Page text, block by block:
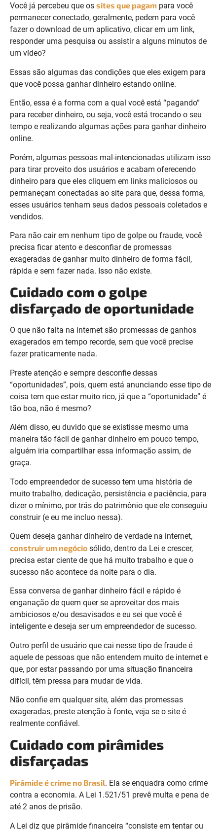
Você já percebeu que os sites que pagam para você
permanecer conectado, geralmente, pedem para você
fazer o download de um aplicativo, clicar em um link,
responder uma pesquisa ou assistir a alguns minutos de
um vídeo?
Essas são algumas das condições que eles exigem para
que você possa ganhar dinheiro estando online.
Então, essa é a forma com a qual você está “pagando”
para receber dinheiro, ou seja, você está trocando o seu
tempo e realizando algumas ações para ganhar dinheiro
online.
Porém, algumas pessoas mal-intencionadas utilizam isso
para tirar proveito dos usuários e acabam oferecendo
dinheiro para que eles cliquem em links maliciosos ou
permaneçam conectadas ao site para que, dessa forma,
esses usuários tenham seus dados pessoais coletados e
vendidos.
Para não cair em nenhum tipo de golpe ou fraude, você
precisa ficar atento e desconfiar de promessas
exageradas de ganhar muito dinheiro de forma fácil,
rápida e sem fazer nada. Isso não existe.
Cuidado com o golpe
disfarçado de oportunidade
O que não falta na internet são promessas de ganhos
exagerados em tempo recorde, sem que você precise
fazer praticamente nada.
Preste atenção e sempre desconfie dessas
“oportunidades”, pois, quem está anunciando esse tipo de
coisa tem que estar muito rico, já que a “oportunidade” é
tão boa, não é mesmo?
Além disso, eu duvido que se existisse mesmo uma
maneira tão fácil de ganhar dinheiro em pouco tempo,
alguém iria compartilhar essa informação assim, de
graça.
Todo empreendedor de sucesso tem uma história de
muito trabalho, dedicação, persistência e paciência, para
dizer o mínimo, por trás do patrimônio que ele conseguiu
construir (e eu me incluo nessa).
Quem deseja ganhar dinheiro de verdade na internet,
construir um negócio sólido, dentro da Lei e crescer,
precisa estar ciente de que há muito trabalho e que o
sucesso não acontece da noite para o dia.
Essa conversa de ganhar dinheiro fácil e rápido é
enganação de quem quer se aproveitar dos mais
ambiciosos e/ou desavisados e eu sei que você é
inteligente e deseja ser um empreendedor de sucesso.
Outro perfil de usuário que cai nesse tipo de fraude é
aquele de pessoas que não entendem muito de internet e
que, por estar passando por uma situação financeira
difícil, têm pressa para mudar de vida.
Não confie em qualquer site, além das promessas
exageradas, preste atenção à fonte, veja se o site é
realmente confiável.
Cuidado com pirâmides
disfarçadas
Pirâmide é crime no Brasil. Ela se enquadra como crime
contra a economia. A Lei 1.521/51 prevê multa e pena de
até 2 anos de prisão.
A Lei diz que pirâmide financeira “consiste em tentar ou